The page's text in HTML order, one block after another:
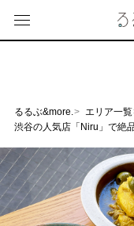
るるぶ&more. エリア一覧
渋谷の人気店「Niru」で絶